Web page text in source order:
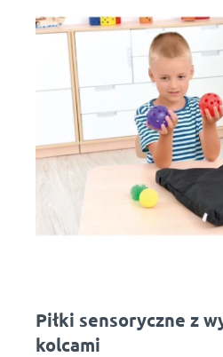
Piłki sensoryczne z
kolcami